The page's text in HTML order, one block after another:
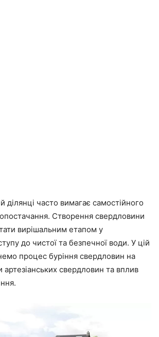
ділянці часто вимагає самостійного
Створення свердловини
вирішальним етапом у
до чистої та безпечної води. У цій
процес буріння свердловин на
артезіанських свердловин та вплив